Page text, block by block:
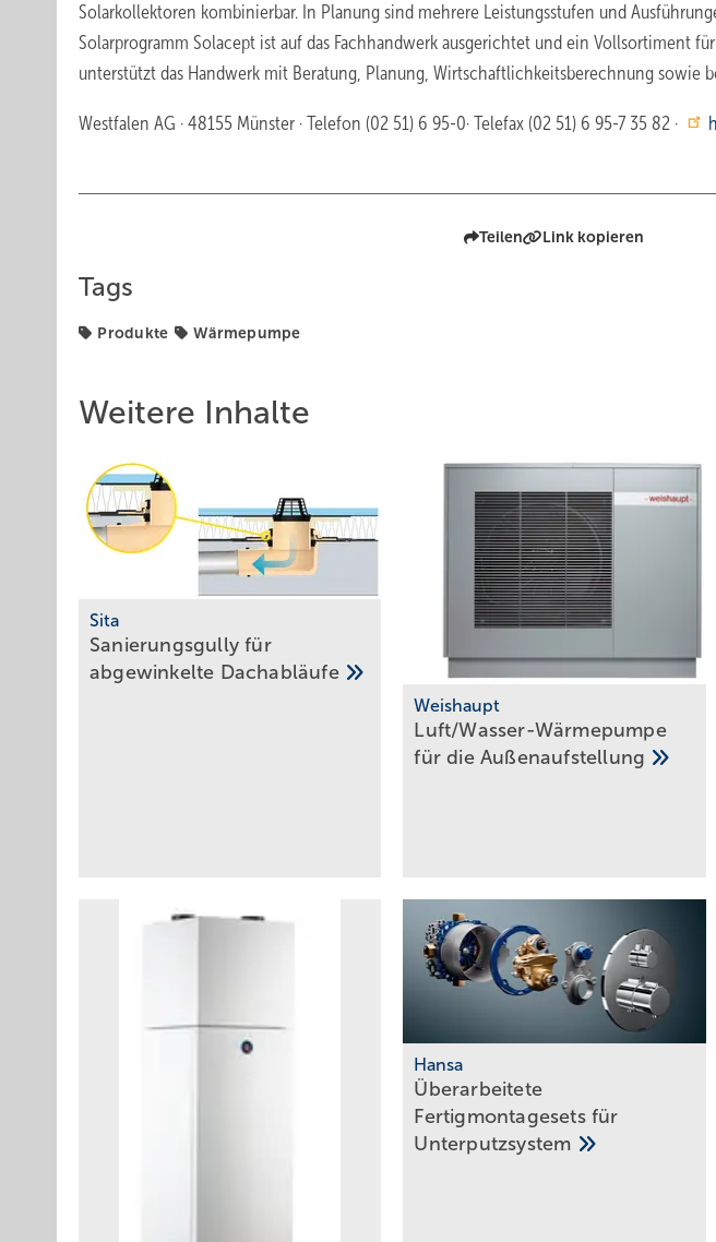
Solarkollektoren kombinierbar. In Planung sind mehrere Leistungsstufen und
Solarprogramm Solacept ist auf das Fachhandwerk ausgerichtet und ein Vollsortiment
unterstützt das Handwerk mit Beratung, Planung, Wirtschaftlichkeitsberechnung sowie
Westfalen AG · 48155 Münster · Telefon (02 51) 6 95-0· Telefax (02 51) 6 95-7 35 82 ·
Teilen Link kopieren
Tags
Produkte Wärmepumpe
Weitere Inhalte
Sita
Sanierungsgully für
abgewinkelte Dachabläufe
Weishaupt
Luft/Wasser-Wärmepumpe
für die­Außenaufstellung
Hansa
Überarbeitete
Fertigmontagesets für
Unterputzsystem